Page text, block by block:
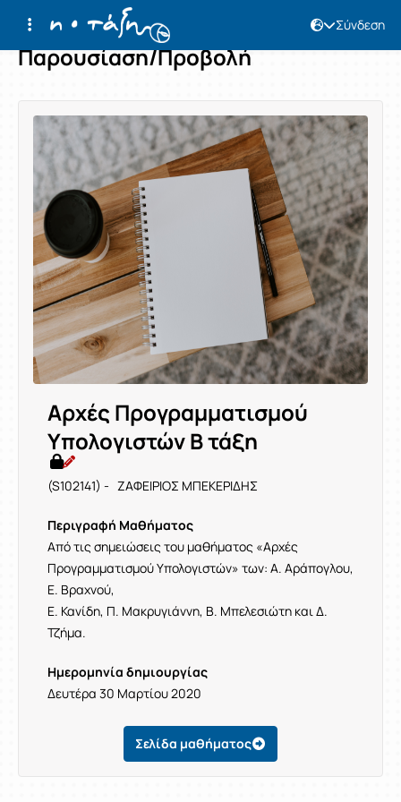
Σύνδεση
Παρουσίαση/Προβολή
Αρχές Προγραμματισμού
Υπολογιστών Β τάξη
(S102141) - ΖΑΦΕΙΡΙΟΣ ΜΠΕΚΕΡΙΔΗΣ
Περιγραφή Μαθήματος
Από τις σημειώσεις του μαθήματος «Αρχές
Προγραμματισμού Υπολογιστών» των: Α. Αράπογλου,
Ε. Βραχνού,
Ε. Κανίδη, Π. Μακρυγιάννη, Β. Μπελεσιώτη και Δ.
Τζήμα.
Ημερομηνία δημιουργίας
Δευτέρα 30 Μαρτίου 2020
Σελίδα μαθήματος